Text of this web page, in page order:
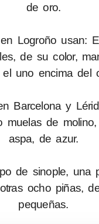
de oro.
Logroño usan:
de su color,
el uno encima del
Barcelona y
muelas de
aspa, de azur.
de sinople, una
ocho piñas,
pequeñas.